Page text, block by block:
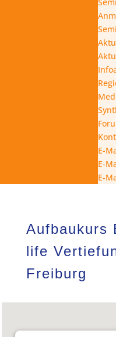
E-
E-
E-
Aufbaukurs
life
Freiburg